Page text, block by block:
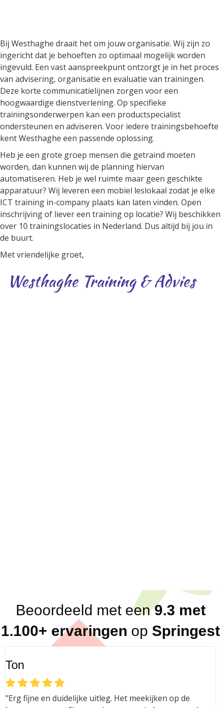
Bij Westhaghe draait het om jouw organisatie. Wij zijn zo
ingericht dat je behoeften zo optimaal mogelijk worden
ingevuld. Een vast aanspreekpunt ontzorgt je in het proces
van advisering, organisatie en evaluatie van trainingen.
Deze korte communicatielijnen zorgen voor een
hoogwaardige dienstverlening. Op specifieke
trainingsonderwerpen kan een productspecialist
ondersteunen en adviseren. Voor iedere trainingsbehoefte
kent Westhaghe een passende oplossing.
Heb je een grote groep mensen die getraind moeten
worden, dan kunnen wij de planning hiervan
automatiseren. Heb je wel ruimte maar geen geschikte
apparatuur? Wij leveren een mobiel leslokaal zodat je elke
ICT training in-company plaats kan laten vinden. Open
inschrijving of liever een training op locatie? Wij beschikken
over 10 trainingslocaties in Nederland. Dus altijd bij jou in
de buurt.
Met vriendelijke groet,
Westhaghe Training & Advies
Beoordeeld met een9.3 met
1.100+ ervaringen op Springest
Ton
"Erg fijne en duidelijke uitleg. Het meekijken op de